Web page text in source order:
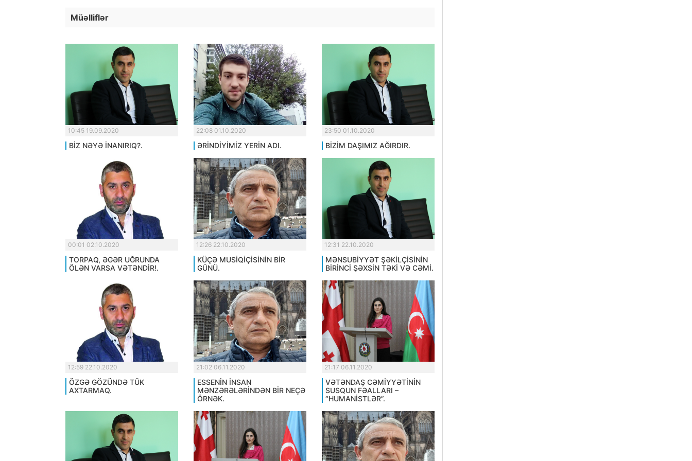
Müəlliflər
10:45 19.09.2020
BİZ NƏYƏ İNANIRIQ?.
22:08 01.10.2020
ƏRİNDİYİMİZ YERİN ADI.
23:50 01.10.2020
BİZİM DAŞIMIZ AĞIRDIR.
00:01 02.10.2020
TORPAQ, ƏGƏR UĞRUNDA
ÖLƏN VARSA VƏTƏNDİR!.
12:26 22.10.2020
KÜÇƏ MUSİQİÇİSİNİN BİR
GÜNÜ.
12:31 22.10.2020
MƏNSUBİYYƏT ŞƏKİLÇİSİNİN
BİRİNCİ ŞƏXSİN TƏKİ VƏ CƏMİ.
12:59 22.10.2020
ÖZGƏ GÖZÜNDƏ TÜK
AXTARMAQ.
21:02 06.11.2020
ESSENİN İNSAN
MƏNZƏRƏLƏRİNDƏN BİR NEÇƏ
ÖRNƏK.
21:17 06.11.2020
VƏTƏNDAŞ CƏMİYYƏTİNİN
SUSQUN FƏALLARI –
“HUMANİSTLƏR”.